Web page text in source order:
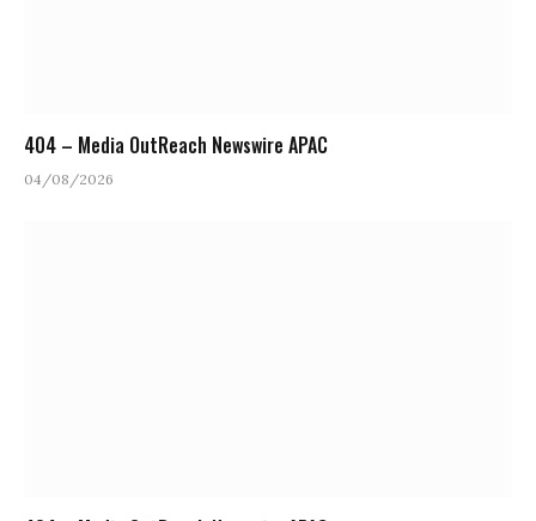
404 – Media OutReach Newswire APAC
04/08/2026